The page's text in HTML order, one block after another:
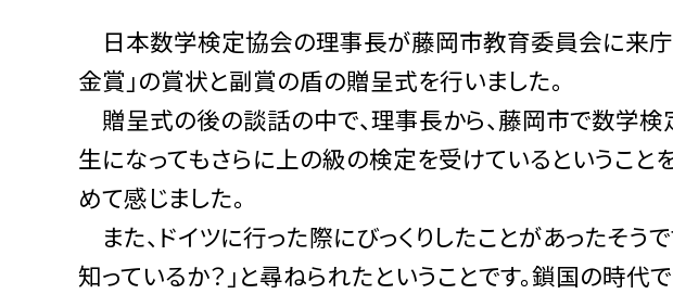
日本数学検定協会の理事長が藤岡市教育委員会に来庁
金賞」の賞状と副賞の盾の贈呈式を行いました。
贈呈式の後の談話の中で、理事長から、藤岡市で数学検
生になってもさらに上の級の検定を受けているというこ
めて感じました。
また、ドイツに行った際にびっくりしたことがあったそう
知っているか？」と尋ねられたということです。鎖国の時